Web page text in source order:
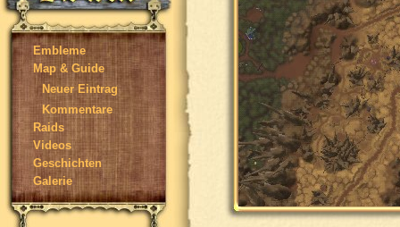
Embleme
Map & Guide
Neuer Eintrag
Kommentare
Raids
Videos
Geschichten
Galerie